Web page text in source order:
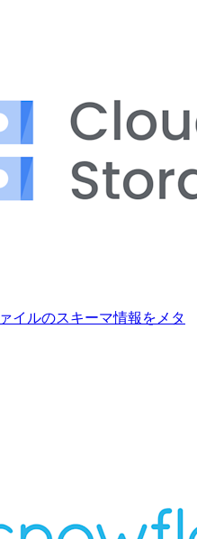
イルのスキーマ情報をメタ